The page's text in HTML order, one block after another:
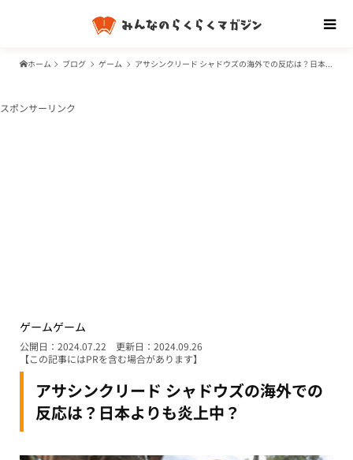
ホーム ブログ ゲーム アサシンクリード シャドウズの海外での反応は？日本よりも炎上中？
スポンサーリンク
ゲームゲーム
アサシンクリード シャドウズの海外での
反応は？日本よりも炎上中？
公開日：2024.07.22
更新日：2024.09.26
【この記事にはPRを含む場合があります】